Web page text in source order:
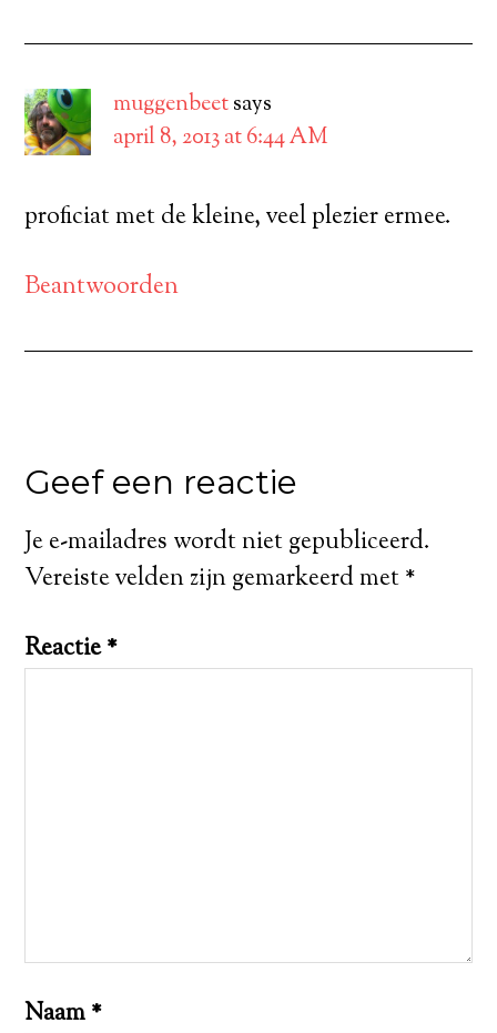
muggenbeetsays
april 8, 2013 at 6:44 AM
proficiat met de kleine, veel plezier ermee.
Beantwoorden
Geef een reactie
Je e-mailadres wordt niet gepubliceerd.
Vereiste velden zijn gemarkeerd met*
Reactie*
Naam*